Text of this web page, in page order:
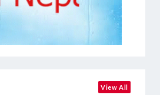
View All